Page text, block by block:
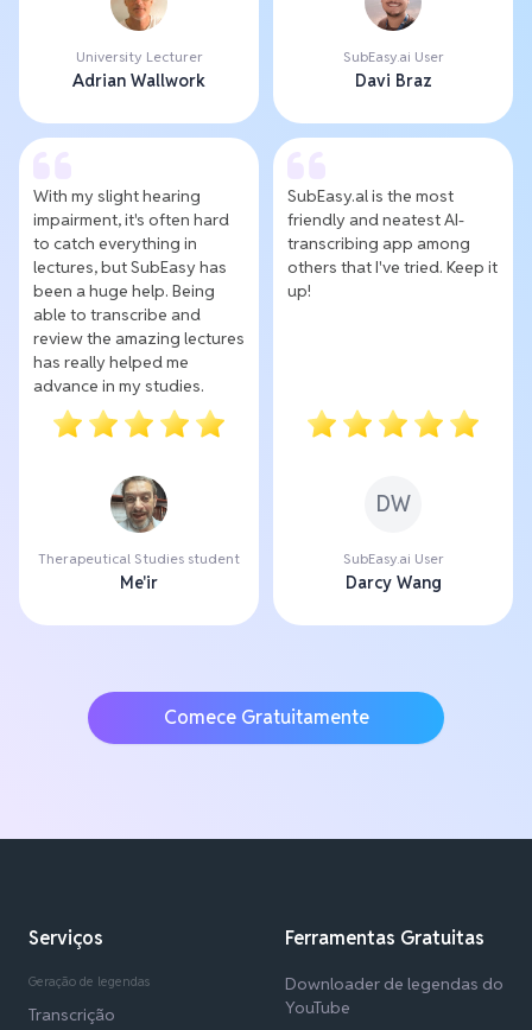
University Lecturer
Adrian Wallwork
SubEasy.ai User
Davi Braz
With my slight hearing
impairment, it's often hard
to catch everything in
lectures, but SubEasy has
been a huge help. Being
able to transcribe and
review the amazing lectures
has really helped me
advance in my studies.
Therapeutical Studies student
Me'ir
SubEasy.al is the most
friendly and neatest AI-
transcribing app among
others that I've tried. Keep it
up!
DW
SubEasy.ai User
Darcy Wang
Comece Gratuitamente
Serviços
Geração de legendas
Transcrição
Ferramentas Gratuitas
Downloader de legendas do
YouTube